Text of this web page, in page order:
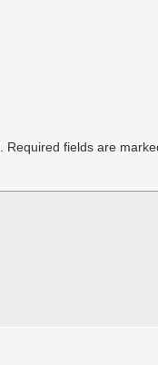
Required fields are